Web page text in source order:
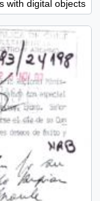
with digital objects